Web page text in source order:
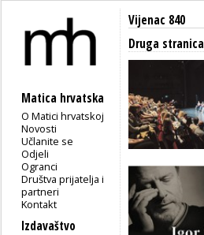
Matica hrvatska
O Matici hrvatskoj
Novosti
Učlanite se
Odjeli
Ogranci
Društva prijatelja i
partneri
Kontakt
Izdavaštvo
Vijenac 840
Druga stranica